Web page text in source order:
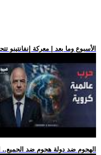
.. الأسبوع وما بعد | معركة
.. الهجوم ضد دولة هجوم ضد الجميع..